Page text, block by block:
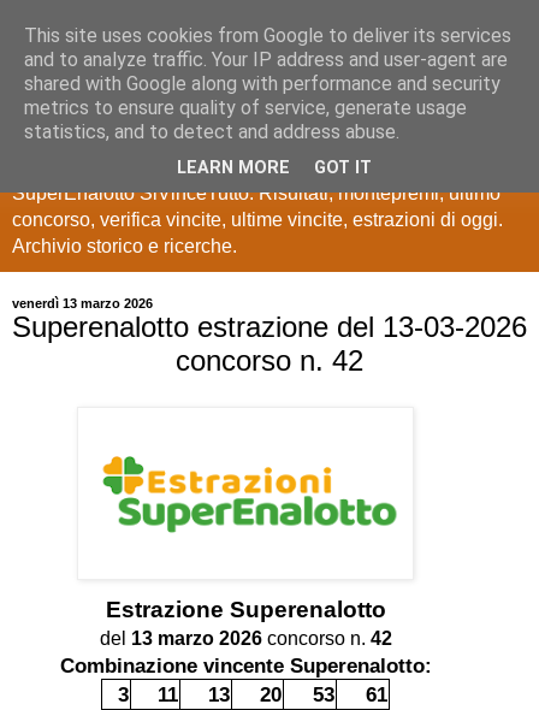
Estrazioni Lotto
SuperEnalotto
Ultime estrazioni di Lotto, SuperEnalotto, 10 e lotto,
SuperEnalotto SiVinceTutto. Risultati, montepremi, ultimo
concorso, verifica vincite, ultime vincite, estrazioni di oggi.
Archivio storico e ricerche.
venerdì 13 marzo 2026
Superenalotto estrazione del 13-03-2026
concorso n. 42
Estrazione Superenalotto
del 13 marzo 2026concorso n. 42
Combinazione vincente Superenalotto:
3
11 13 20 53 61
This site uses cookies from Google to deliver its services
and to analyze traffic. Your IP address and user-agent are
shared with Google along with performance and security
metrics to ensure quality of service, generate usage
statistics, and to detect and address abuse.
LEARN MORE GOT IT